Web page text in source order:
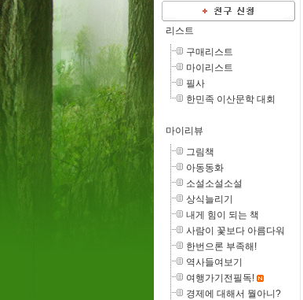
리스트
구매리스트
마이리스트
필사
한민족 이산문학 대회
마이리뷰
그림책
아동동화
소설소설소설
상식늘리기
내게 힘이 되는 책
사람이 꽃보다 아름다워
한번으론 부족해!
역사들여보기
여행가기전필독!
경제에 대해서 뭘아니?